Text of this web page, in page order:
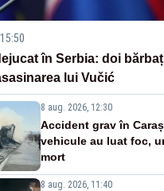
în Serbia: doi
lui Vučić
8 aug. 2026, 12:30
Accident grav în
vehicule au luat foc,
mort
8 aug. 2026, 11:40